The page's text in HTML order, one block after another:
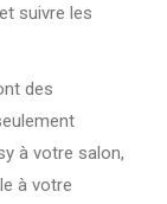
suivre les
des
à votre salon,
à votre